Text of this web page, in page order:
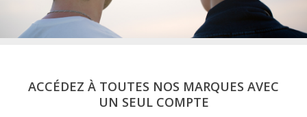
ACCÉDEZ À TOUTES NOS MARQUES AVEC
UN SEUL COMPTE